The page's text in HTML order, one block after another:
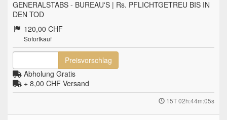
GENERALSTABS - BUREAU'S | Rs. PFLICHTGETREU BIS IN
DEN TOD
120,00 CHF
Sofortkauf
Preisvorschlag
Abholung Gratis
+ 8,00 CHF Versand
15T 02h:44m:04s